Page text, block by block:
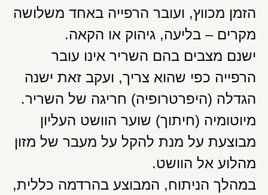
הזמן מכווץ, ועובר הרפייה באחד משלושה
מקרים – בליעה, גיהוק או הקאה.
ישנם מצבים בהם השריר אינו עובר
הרפייה כפי שהוא צריך, ועקב זאת ישנה
הגדלה (היפרטרופיה) חריגה של השריר.
מיוטומיה (חיתוך) שוער הוושט העליון
מבוצעת על מנת להקל על מעבר של מזון
מהלוע אל הוושט.
במהלך הניתוח, המבוצע בהרדמה כללית,